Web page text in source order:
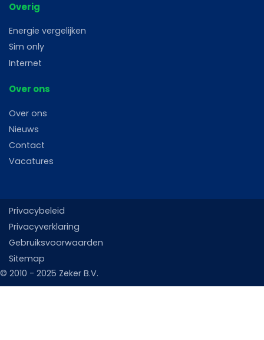
Overig
Energie vergelijken
Sim only
Internet
Over ons
Over ons
Nieuws
Contact
Vacatures
Privacybeleid
Privacyverklaring
Gebruiksvoorwaarden
Sitemap